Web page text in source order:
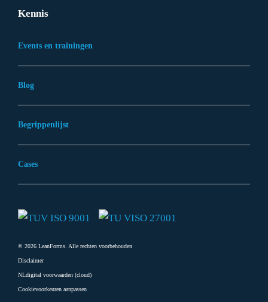
Kennis
Events en trainingen
Blog
Begrippenlijst
Cases
© 2026 LeanForms. Alle rechten voorbehouden
Disclaimer
NLdigital voorwaarden (cloud)
Cookievoorkeuren aanpassen